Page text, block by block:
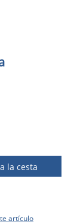
la cesta
artículo